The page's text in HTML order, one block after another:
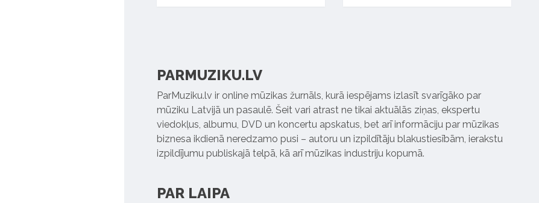
PARMUZIKU.LV
ParMuziku.lv ir online mūzikas žurnāls, kurā iespējams izlasīt svarīgāko par
mūziku Latvijā un pasaulē. Šeit vari atrast ne tikai aktuālās ziņas, ekspertu
viedokļus, albumu, DVD un koncertu apskatus, bet arī informāciju par mūzikas
biznesa ikdienā neredzamo pusi – autoru un izpildītāju blakustiesībām, ierakstu
izpildījumu publiskajā telpā, kā arī mūzikas industriju kopumā.
PAR LAIPA